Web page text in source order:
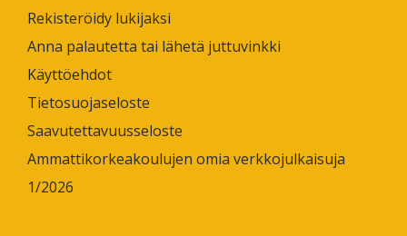
Rekisteröidy lukijaksi
Anna palautetta tai lähetä juttuvinkki
Käyttöehdot
Tietosuojaseloste
Saavutettavuusseloste
Ammattikorkeakoulujen omia verkkojulkaisuja
1/2026